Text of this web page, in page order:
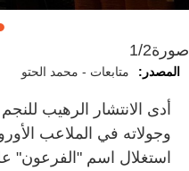
صورة1/2
المصدر: متابعات - محمد الحتو
أدى الانتشار الرهيب
وجولاته في الملاعب
استغلال اسم "الفرعون"